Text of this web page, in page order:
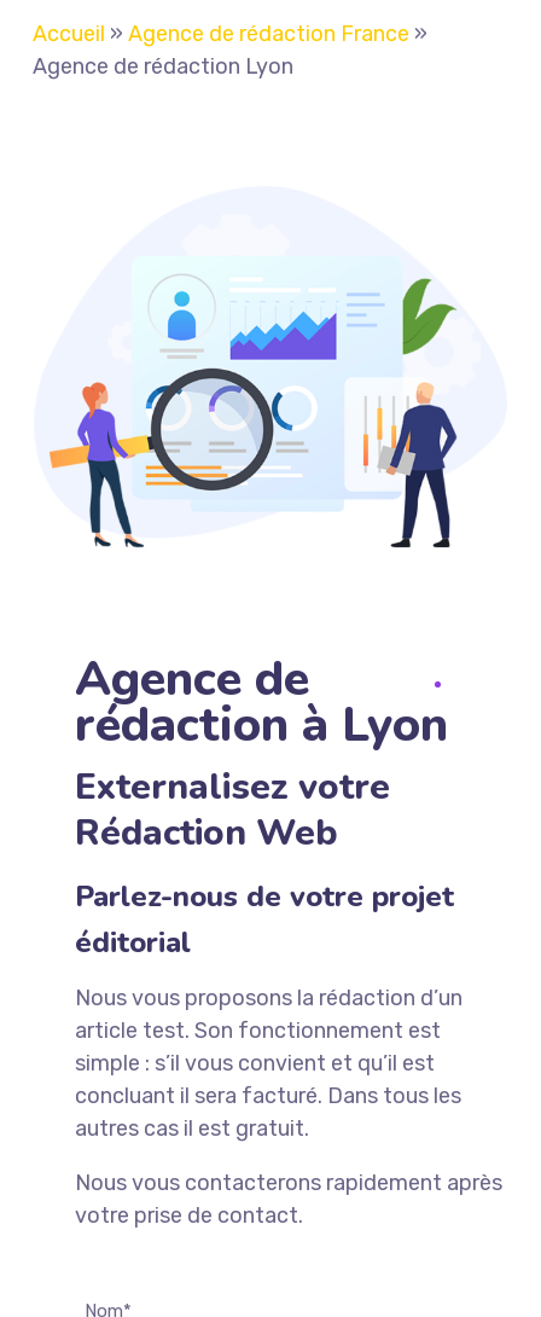
Accueil »Agence de rédaction France »
Agence de rédaction Lyon
Agence de
rédaction à Lyon
Externalisez votre
Rédaction Web
Parlez-nous de votre projet
éditorial
Nous vous proposons la rédaction d’un
article test. Son fonctionnement est
simple : s’il vous convient et qu’il est
concluant il sera facturé. Dans tous les
autres cas il est gratuit.
Nous vous contacterons rapidement après
votre prise de contact.
Nom